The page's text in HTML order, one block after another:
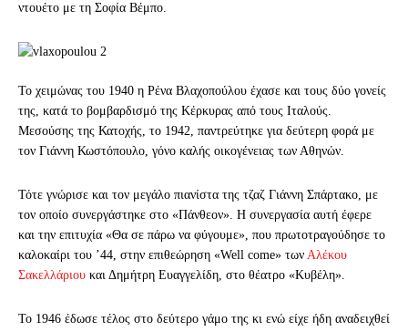
ντουέτο με τη Σοφία Βέμπο.
Το χειμώνας του 1940 η Ρένα Βλαχοπούλου έχασε και τους δύο γονείς
της, κατά το βομβαρδισμό της Κέρκυρας από τους Ιταλούς.
Μεσούσης της Κατοχής, το 1942, παντρεύτηκε για δεύτερη φορά με
τον Γιάννη Κωστόπουλο, γόνο καλής οικογένειας των Αθηνών.
Τότε γνώρισε και τον μεγάλο πιανίστα της τζαζ Γιάννη Σπάρτακο, με
τον οποίο συνεργάστηκε στο «Πάνθεον». Η συνεργασία αυτή έφερε
και την επιτυχία «Θα σε πάρω να φύγουμε», που πρωτοτραγούδησε το
καλοκαίρι του ’44, στην επιθεώρηση «Well come» των Αλέκου
Σακελλάριου και Δημήτρη Ευαγγελίδη, στο θέατρο «Κυβέλη».
Το 1946 έδωσε τέλος στο δεύτερο γάμο της κι ενώ είχε ήδη αναδειχθεί